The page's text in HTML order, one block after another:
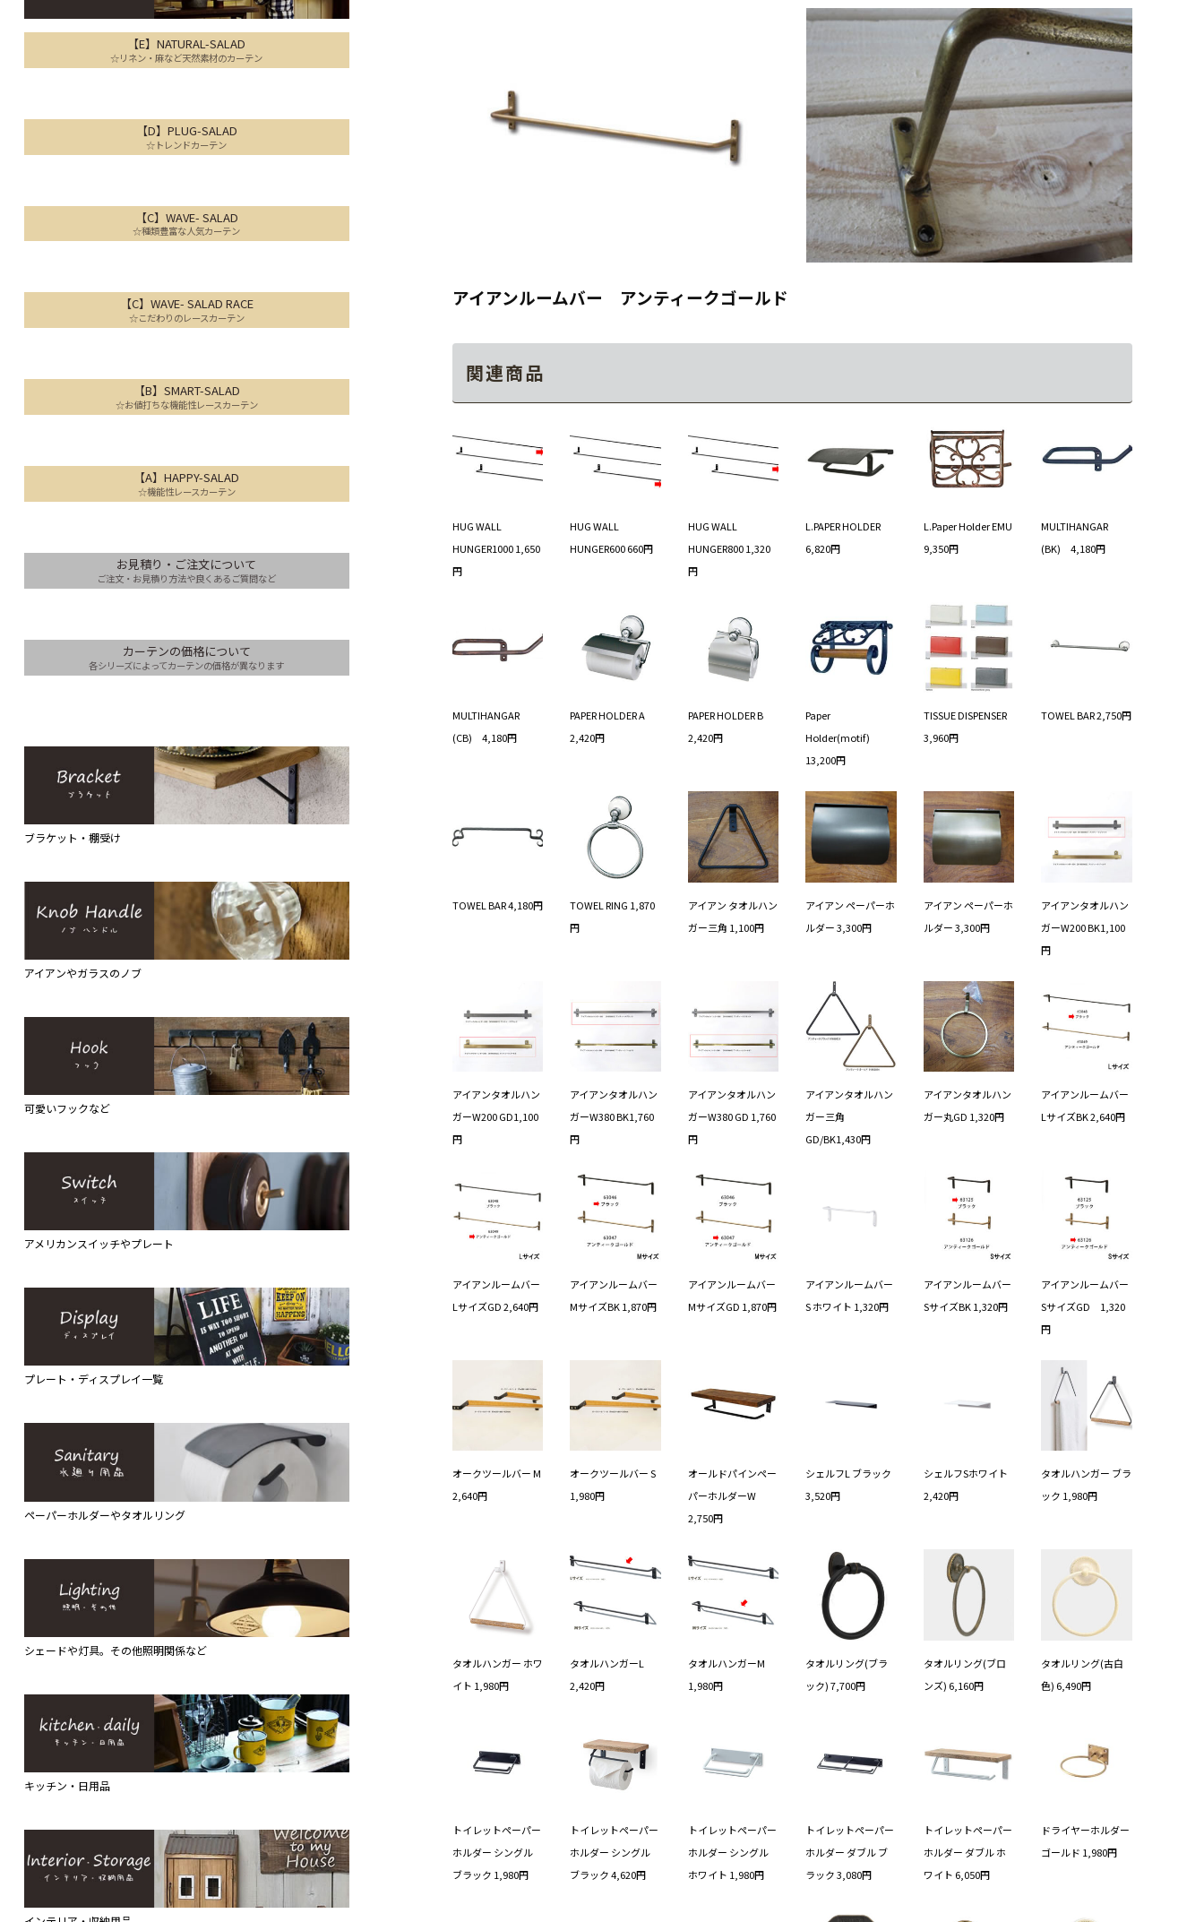
アイアンルームバー アンティークゴールド
関連商品
HUG WALL
HUNGER1000 1,650
円
HUG WALL
HUNGER600 660円
HUG WALL
HUNGER800 1,320
円
L.PAPER HOLDER
6,820円
L.Paper Holder EMU
9,350円
MULTIHANGAR
(BK) 4,180円
MULTIHANGAR
(CB) 4,180円
PAPER HOLDER A
2,420円
PAPER HOLDER B
2,420円
Paper
Holder(motif)
13,200円
TISSUE DISPENSER
3,960円
TOWEL BAR 2,750円
TOWEL BAR 4,180円
TOWEL RING 1,870
円
アイアン タオルハン
ガー三角 1,100円
アイアン ペーパーホ
ルダー 3,300円
アイアン ペーパーホ
ルダー 3,300円
アイアンタオルハン
ガーW200 BK1,100
円
アイアンタオルハン
ガーW200 GD1,100
円
アイアンタオルハン
ガーW380 BK1,760
円
アイアンタオルハン
ガーW380 GD 1,760
円
アイアンタオルハン
ガー三角
GD/BK1,430円
アイアンタオルハン
ガー丸GD 1,320円
アイアンルームバー
LサイズBK 2,640円
アイアンルームバー
LサイズGD 2,640円
アイアンルームバー
MサイズBK 1,870円
アイアンルームバー
MサイズGD 1,870円
アイアンルームバー
S ホワイト 1,320円
アイアンルームバー
SサイズBK 1,320円
アイアンルームバー
SサイズGD 1,320
円
オークツールバー M
2,640円
オークツールバー S
1,980円
オールドパインペー
パーホルダーW
2,750円
シェルフL ブラック
3,520円
シェルフSホワイト
2,420円
タオルハンガー ブラ
ック 1,980円
タオルハンガー ホワ
イト 1,980円
タオルハンガーL
2,420円
タオルハンガーM
1,980円
タオルリング(ブラ
ック) 7,700円
タオルリング(ブロ
ンズ) 6,160円
タオルリング(古白
色) 6,490円
トイレットペーパー
ホルダー シングル
ブラック 1,980円
トイレットペーパー
ホルダー シングル
ブラック 4,620円
トイレットペーパー
ホルダー シングル
ホワイト 1,980円
トイレットペーパー
ホルダー ダブル ブ
ラック 3,080円
トイレットペーパー
ホルダー ダブル ホ
ワイト 6,050円
ドライヤーホルダー
ゴールド 1,980円
【E】NATURAL-SALAD
☆リネン・麻など天然素材のカーテン
【D】PLUG-SALAD
☆トレンドカーテン
【C】WAVE- SALAD
☆種類豊富な人気カーテン
【C】WAVE- SALAD RACE
☆こだわりのレースカーテン
【B】SMART-SALAD
☆お値打ちな機能性レースカーテン
【A】HAPPY-SALAD
☆機能性レースカーテン
お見積り・ご注文について
ご注文・お見積り方法や良くあるご質問など
カーテンの価格について
各シリーズによってカーテンの価格が異なります
ブラケット・棚受け
アイアンやガラスのノブ
可愛いフックなど
アメリカンスイッチやプレート
プレート・ディスプレイ一覧
ペーパーホルダーやタオルリング
シェードや灯具。その他照明関係など
キッチン・日用品